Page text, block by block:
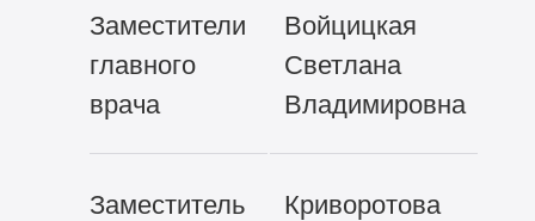
Заместители
главного
врача
Войцицкая
Светлана
Владимировна
Заместитель
Криворотова